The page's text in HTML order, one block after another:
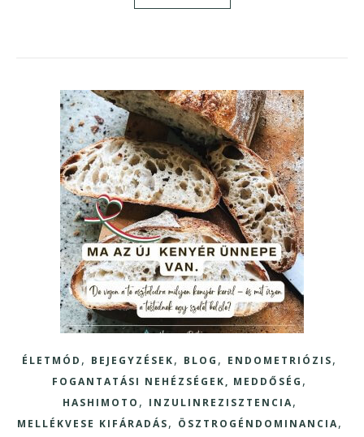
ÉLETMÓD , BEJEGYZÉSEK, BLOG , ENDOMETRIÓZIS,
FOGANTATÁSI NEHÉZSÉGEK, MEDDŐSÉG ,
HASHIMOTO , INZULINREZISZTENCIA,
MELLÉKVESE KIFÁRADÁS, ÖSZTROGÉNDOMINANCIA,